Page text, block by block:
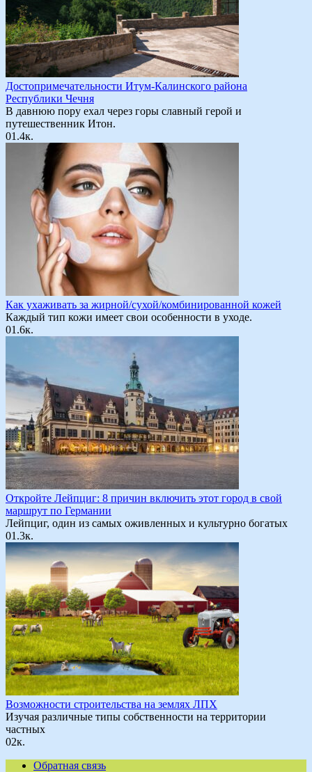
Достопримечательности Итум-Калинского района
Республики Чечня
В давнюю пору ехал через горы славный герой и
путешественник Итон.
01.4к.
Как ухаживать за жирной/сухой/комбинированной кожей
Каждый тип кожи имеет свои особенности в уходе.
01.6к.
Откройте Лейпциг: 8 причин включить этот город в свой
маршрут по Германии
Лейпциг, один из самых оживленных и культурно богатых
01.3к.
Возможности строительства на землях ЛПХ
Изучая различные типы собственности на территории
частных
02к.
Обратная связь